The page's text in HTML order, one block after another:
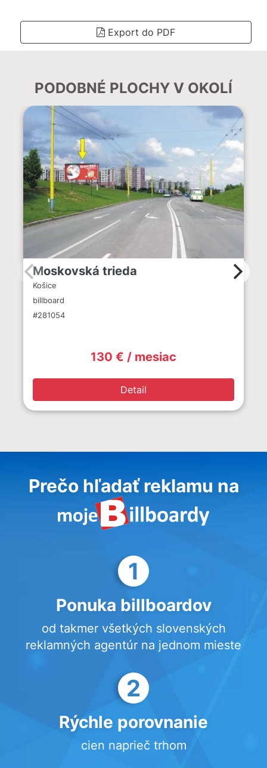
Export do PDF
PODOBNÉ PLOCHY V OKOLÍ
Moskovská trieda
Košice
billboard
#281054
130 € / mesiac
Detail
Prečo hľadať reklamu na
1
Ponuka billboardov
od takmer všetkých slovenských
reklamných agentúr na jednom mieste
2
Rýchle porovnanie
cien naprieč trhom